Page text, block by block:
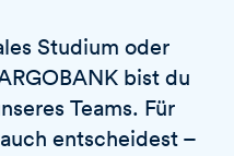
Studium oder
bist du
Teams. Für
entscheidest –